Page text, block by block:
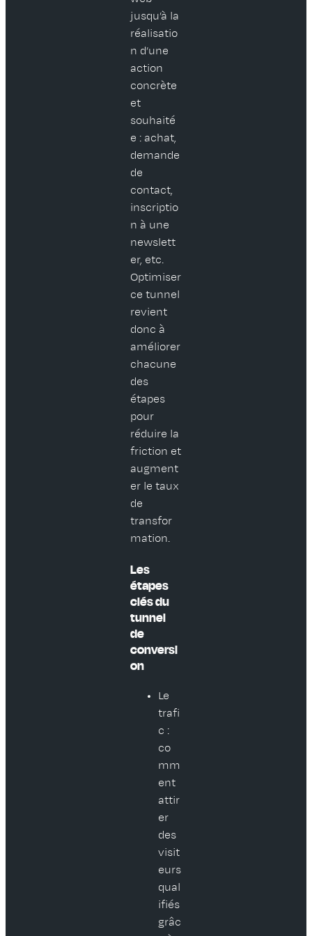
jusqu’à la
réalisatio
n d’une
action
concrète
et
souhaité
e : achat,
demande
de
contact,
inscriptio
n à une
newslett
er, etc.
Optimiser
ce tunnel
revient
donc à
améliorer
chacune
des
étapes
pour
réduire la
friction et
augment
er le taux
de
transfor
mation.
Les
étapes
clés du
tunnel
de
conversi
on
Le
trafi
c :
co
mm
ent
attir
er
des
visit
eurs
qual
ifiés
grâc